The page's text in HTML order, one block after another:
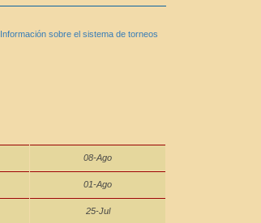
Información sobre el sistema de torneos
08-Ago
01-Ago
25-Jul